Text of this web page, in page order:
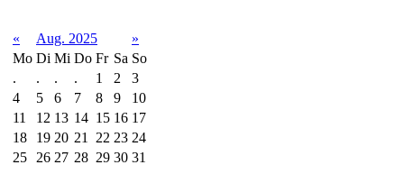
« Aug. 2025
»
Mo Di Mi Do Fr Sa So
.
. . . 1 2
3
4
5 6 7 8 9
10
11
12 13 14 15 16 17
18
19 20 21 22 23 24
25
26 27 28 29 30 31